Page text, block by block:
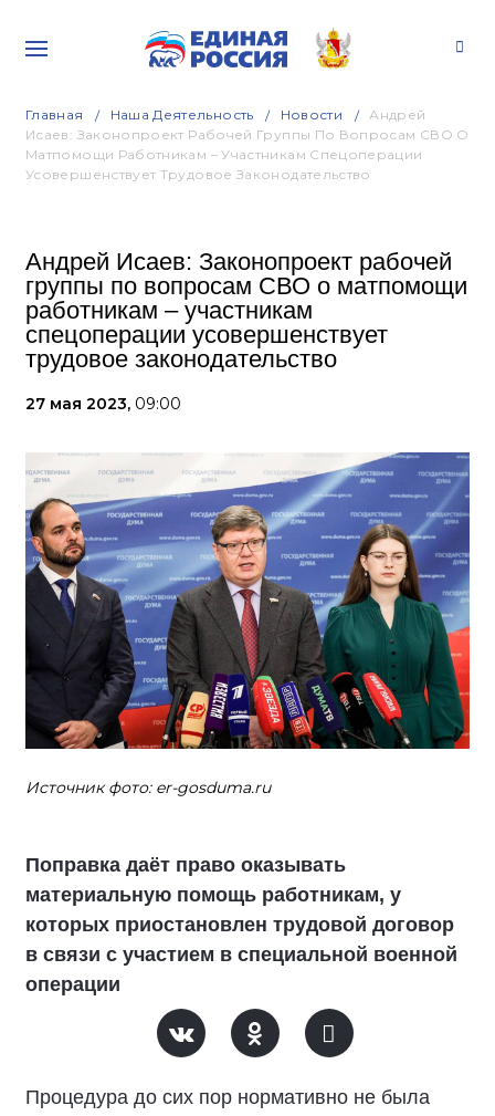
Главная Наша Деятельность Новости
Андрей
Исаев: Законопроект Рабочей Группы По Вопросам СВО О
Матпомощи Работникам – Участникам Спецоперации
Усовершенствует Трудовое Законодательство
Андрей Исаев: Законопроект рабочей
группы по вопросам СВО о матпомощи
работникам – участникам
спецоперации усовершенствует
трудовое законодательство
27 мая 2023, 09:00
Источник фото: er-gosduma.ru
Поправка даёт право оказывать
материальную помощь работникам, у
которых приостановлен трудовой договор
в связи с участием в специальной военной
операции
Процедура до сих пор нормативно не была